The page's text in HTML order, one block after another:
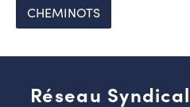
CHEMINOTS
Réseau